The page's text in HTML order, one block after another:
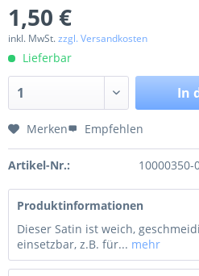
1,50 €
inkl. MwSt.zzgl. Versandkosten
Lieferbar
In
Merken Empfehlen
Artikel-Nr.: 10000350-
Produktinformationen
Dieser Satin ist weich,
einsetzbar, z.B. für... mehr